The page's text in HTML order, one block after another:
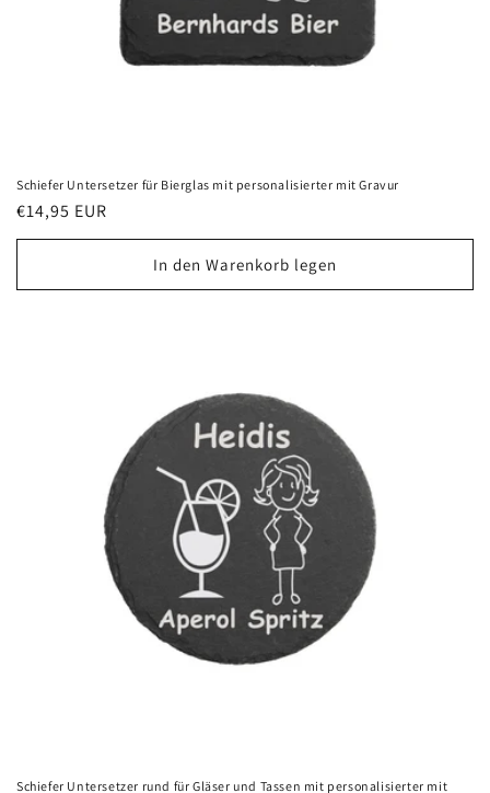
Schiefer Untersetzer für Bierglas mit personalisierter mit Gravur
Normaler
Preis
€14,95 EUR
In den Warenkorb legen
Schiefer Untersetzer rund für Gläser und Tassen mit personalisierter mit